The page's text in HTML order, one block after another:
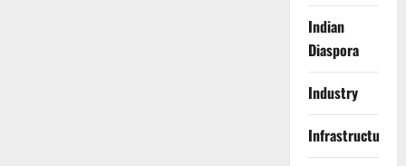
Indian
Diaspora
Industry
Infrastructure